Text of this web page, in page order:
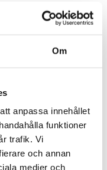
Om
anpassa innehållet
funktioner
trafik. Vi
och annan
medier och
för tryck
de är avsedda för
och telenät och på
för att mäta